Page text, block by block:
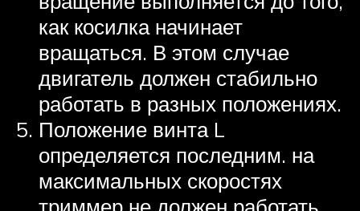
как косилка начинает
вращаться. В этом случае
двигатель должен стабильно
работать в разных положениях.
Положение винта L
определяется последним. на
максимальных скоростях